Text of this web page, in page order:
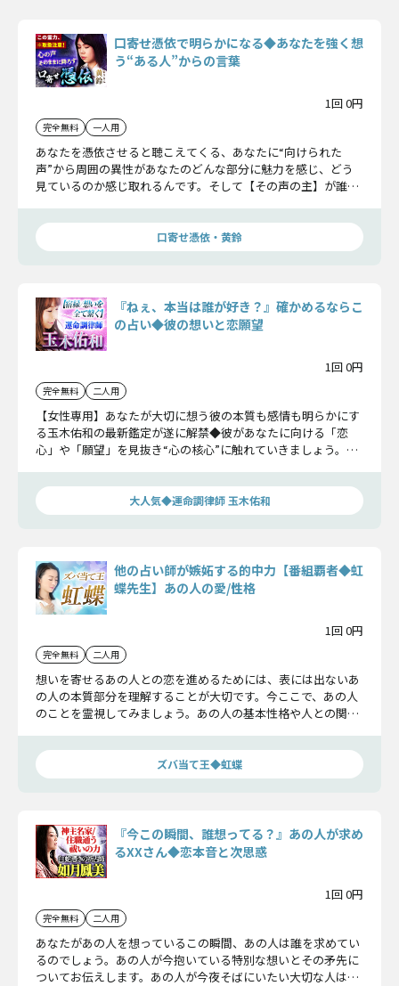
口寄せ憑依で明らかになる◆あなたを強く想
う“ある人”からの言葉
1回 0円
完全無料 一人用
あなたを憑依させると聴こえてくる、あなたに“向けられた
声”から周囲の異性があなたのどんな部分に魅力を感じ、どう
見ているのか感じ取れるんです。そして【その声の主】が誰な
口寄せ憑依・黄鈴
『ねぇ、本当は誰が好き？』確かめるならこ
の占い◆彼の想いと恋願望
1回 0円
完全無料 二人用
【女性専用】あなたが大切に想う彼の本質も感情も明らかにす
る玉木佑和の最新鑑定が遂に解禁◆彼があなたに向ける「恋
心」や「願望」を見抜き“心の核心”に触れていきましょう。
大人気◆運命調律師 玉木佑和
他の占い師が嫉妬する的中力【番組覇者◆虹
蝶先生】あの人の愛/性格
1回 0円
完全無料 二人用
想いを寄せるあの人との恋を進めるためには、表には出ないあ
の人の本質部分を理解することが大切です。今ここで、あの人
のことを霊視してみましょう。あの人の基本性格や人との関わ
ズバ当て王◆虹蝶
『今この瞬間、誰想ってる？』あの人が求め
るXXさん◆恋本音と次思惑
1回 0円
完全無料 二人用
あなたがあの人を想っているこの瞬間、あの人は誰を求めてい
るのでしょう。あの人が今抱いている特別な想いとその矛先に
ついてお伝えします。あの人が今夜そばにいたい大切な人は誰